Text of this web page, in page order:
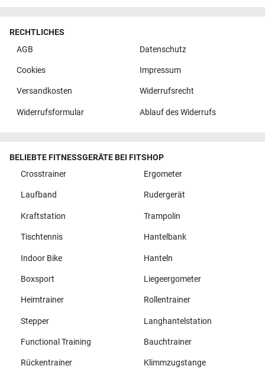
RECHTLICHES
AGB
Datenschutz
Cookies Impressum
Versandkosten Widerrufsrecht
Widerrufsformular Ablauf des Widerrufs
BELIEBTE FITNESSGERÄTE BEI FITSHOP
Crosstrainer
Ergometer
Laufband Rudergerät
Kraftstation Trampolin
Tischtennis Hantelbank
Indoor Bike Hanteln
Boxsport Liegeergometer
Heimtrainer Rollentrainer
Stepper Langhantelstation
Functional Training Bauchtrainer
Rückentrainer Klimmzugstange